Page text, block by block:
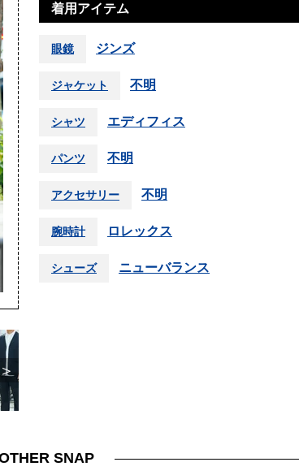
着用アイテム
眼鏡 ジンズ
ジャケット 不明
シャツ エディフィス
パンツ 不明
アクセサリー 不明
腕時計 ロレックス
シューズ ニューバランス
SNAP